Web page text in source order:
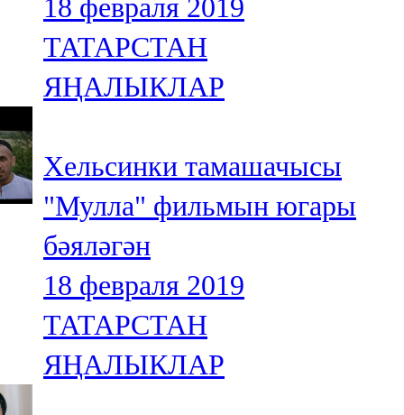
18 февраля 2019
ТАТАРСТАН
ЯҢАЛЫКЛАР
Хельсинки тамашачысы
"Мулла" фильмын югары
бәяләгән
18 февраля 2019
ТАТАРСТАН
ЯҢАЛЫКЛАР